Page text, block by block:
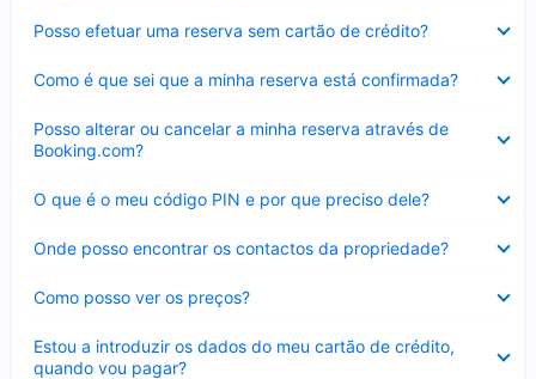
Posso efetuar uma reserva sem cartão de crédito?
fechado
Como é que sei que a minha reserva está confirmada?
fechado
Posso alterar ou cancelar a minha reserva através de
Booking.com?
fechado
O que é o meu código PIN e por que preciso dele?
fechado
Onde posso encontrar os contactos da propriedade?
fechado
Como posso ver os preços?
fechado
Estou a introduzir os dados do meu cartão de crédito,
quando vou pagar?
fechado